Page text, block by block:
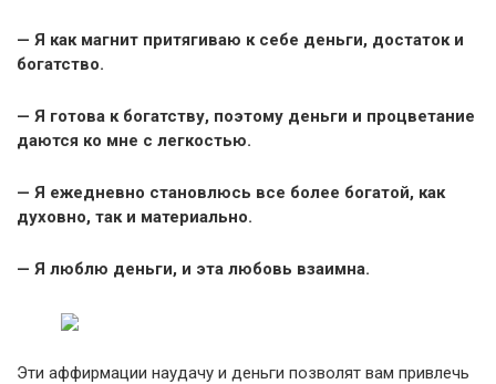
— Я как магнит притягиваю к себе деньги, достаток и
богатство.
— Я готова к богатству, поэтому деньги и процветание
даются ко мне с легкостью.
— Я ежедневно становлюсь все более богатой, как
духовно, так и материально.
— Я люблю деньги, и эта любовь взаимна.
Эти аффирмации наудачу и деньги позволят вам привлечь